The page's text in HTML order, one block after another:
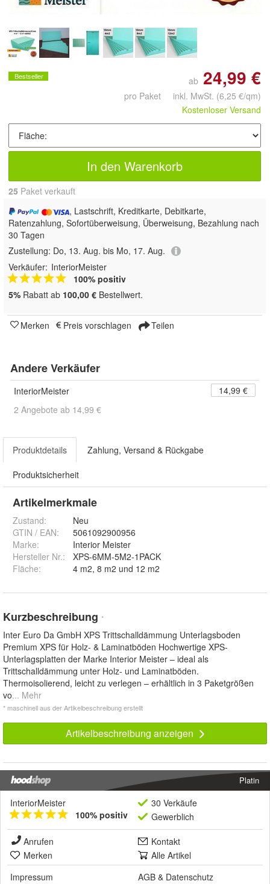
Bestseller ab 24,99 €
pro Paket inkl. MwSt. (6,25 €/qm)
Kostenloser Versand
In den Warenkorb
25 Paket verkauft
, Lastschrift, Kreditkarte, Debitkarte,
Ratenzahlung, Sofortüberweisung, Überweisung, Bezahlung nach
30 Tagen
Zustellung: Do, 13. Aug. bis Mo, 17. Aug.
Verkäufer: InteriorMeister
100% positiv
5% Rabatt ab 100,00 € Bestellwert.
Merken Preis vorschlagen Teilen
Andere Verkäufer
InteriorMeister
14,99 €
2 Angebote ab 14,99 €
Produktdetails Zahlung, Versand & Rückgabe
Produktsicherheit
Artikelmerkmale
Zustand:
Neu
GTIN / EAN:
5061092900956
Marke:
Interior Meister
Hersteller Nr.:
XPS-6MM-5M2-1PACK
Fläche: 4 m2, 8 m2 und 12 m2
Kurzbeschreibung *
Inter Euro Da GmbH XPS Trittschalldämmung Unterlagsboden
Premium XPS für Holz- & Laminatböden Hochwertige XPS-
Unterlagsplatten der Marke Interior Meister – ideal als
Trittschalldämmung unter Holz- und Laminatböden.
Thermoisolierend, leicht zu verlegen – erhältlich in 3 Paketgrößen
vo... Mehr
* maschinell aus der Artikelbeschreibung erstellt
Artikelbeschreibung anzeigen
Platin
InteriorMeister
100% positiv
30 Verkäufe
Gewerblich
Anrufen
Kontakt
Merken
Alle Artikel
Impressum
AGB & Datenschutz